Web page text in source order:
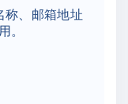
称、邮箱地址
。